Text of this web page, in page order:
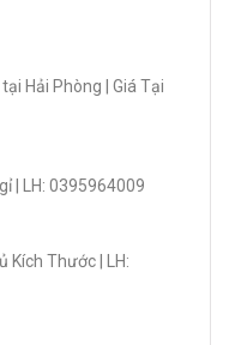
Hải Phòng | Giá Tại
| LH: 0395964009
Kích Thước | LH: